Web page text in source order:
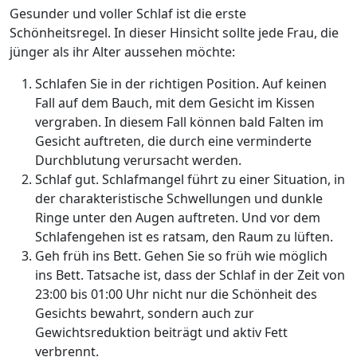
Gesunder und voller Schlaf ist die erste
Schönheitsregel. In dieser Hinsicht sollte jede Frau, die
jünger als ihr Alter aussehen möchte:
Schlafen Sie in der richtigen Position. Auf keinen
Fall auf dem Bauch, mit dem Gesicht im Kissen
vergraben. In diesem Fall können bald Falten im
Gesicht auftreten, die durch eine verminderte
Durchblutung verursacht werden.
Schlaf gut. Schlafmangel führt zu einer Situation, in
der charakteristische Schwellungen und dunkle
Ringe unter den Augen auftreten. Und vor dem
Schlafengehen ist es ratsam, den Raum zu lüften.
Geh früh ins Bett. Gehen Sie so früh wie möglich
ins Bett. Tatsache ist, dass der Schlaf in der Zeit von
23:00 bis 01:00 Uhr nicht nur die Schönheit des
Gesichts bewahrt, sondern auch zur
Gewichtsreduktion beiträgt und aktiv Fett
verbrennt.